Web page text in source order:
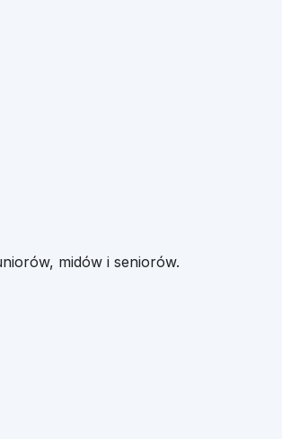
midów i seniorów.